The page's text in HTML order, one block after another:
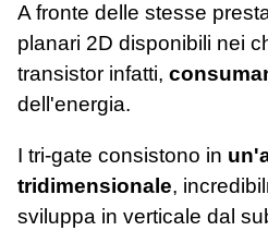
A fronte delle stesse
planari 2D disponibili nei
transistor infatti,
dell'energia.
I tri-gate consistono in
tridimensionale,
sviluppa in verticale dal